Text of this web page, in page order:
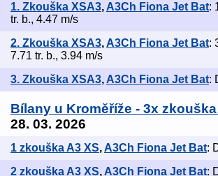
1. Zkouška XSA3, A3Ch Fiona Jet Bat:
tr. b., 4.47 m/s
2. Zkouška XSA3,A3Ch Fiona Jet Bat:
7.71 tr. b., 3.94 m/s
3. Zkouška XSA3, A3Ch Fiona Jet Bat:
Bílany u Kroměříže - 3x zkouška
28. 03. 2026
1 zkouška A3 XS,A3Ch Fiona Jet Bat:
2 zkouška A3 XS, A3Ch Fiona Jet Bat: